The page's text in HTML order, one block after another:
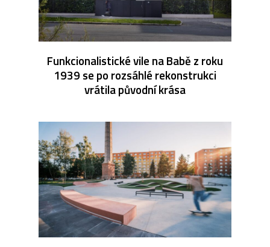
Funkcionalistické vile na Babě z roku
1939 se po rozsáhlé rekonstrukci
vrátila původní krása